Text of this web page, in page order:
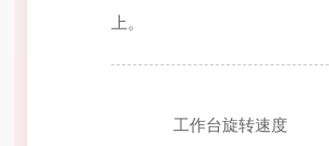
上。
工作台旋转速度